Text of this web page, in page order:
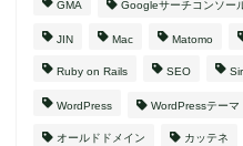
GMA Googleサーチコンソー
JIN Mac Matomo
Ruby on Rails SEO
WordPress WordPressテーマ
オールドドメイン カッテネ